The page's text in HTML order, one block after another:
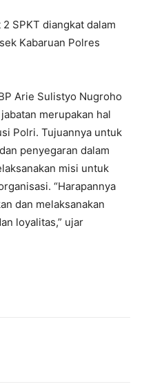
SPKT diangkat dalam
Kabaruan Polres
Arie Sulistyo Nugroho
merupakan hal
Polri. Tujuannya untuk
penyegaran dalam
misi untuk
“Harapannya
dan melaksanakan
loyalitas,” ujar